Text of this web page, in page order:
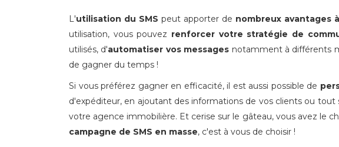
L'utilisation du SMS peut apporter de nombreux avantages
utilisation, vous pouvez renforcer votre stratégie de
utilisés, d'automatiser vos messages notamment à différents
de gagner du temps !
Si vous préférez gagner en efficacité, il est aussi possible de
d'expéditeur, en ajoutant des informations de vos clients ou
votre agence immobilière. Et cerise sur le gâteau, vous avez le
campagne de SMS en masse, c'est à vous de choisir !